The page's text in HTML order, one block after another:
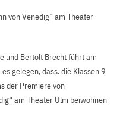
von Venedig“ am Theater
und Bertolt Brecht führt am
gelegen, dass. die Klassen 9
der Premiere von
am Theater Ulm beiwohnen